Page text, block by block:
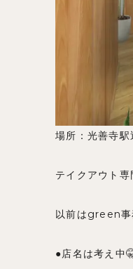
場所：光善寺
テイクアウト
以前はgreen事
●店名は考え中